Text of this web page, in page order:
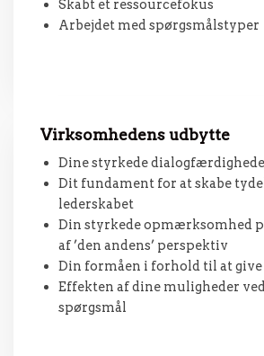
Skabt et ressourcefokus
Arbejdet med spørgsmålstyper
Virksomhedens udbytte
Dine styrkede
Dit fundament for at skabe
lederskabet
Din styrkede opmærksomhed
af ’den andens’ perspektiv
Din formåen i forhold til at give
Effekten af dine muligheder
spørgsmål